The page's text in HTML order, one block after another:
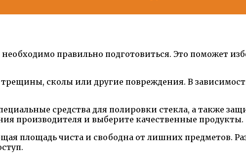
правильно подготовиться. Это поможет
сколы или другие повреждения. В
средства для полировки стекла, а также
производителя и выберите качественные продукты.
площадь чиста и свободна от лишних предметов.